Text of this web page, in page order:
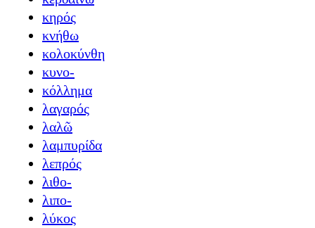
κηρός
κνήθω
κολοκύνθη
κυνο-
κόλλημα
λαγαρός
λαλῶ
λαμπυρίδα
λεπρός
λιθο-
λιπο-
λύκος